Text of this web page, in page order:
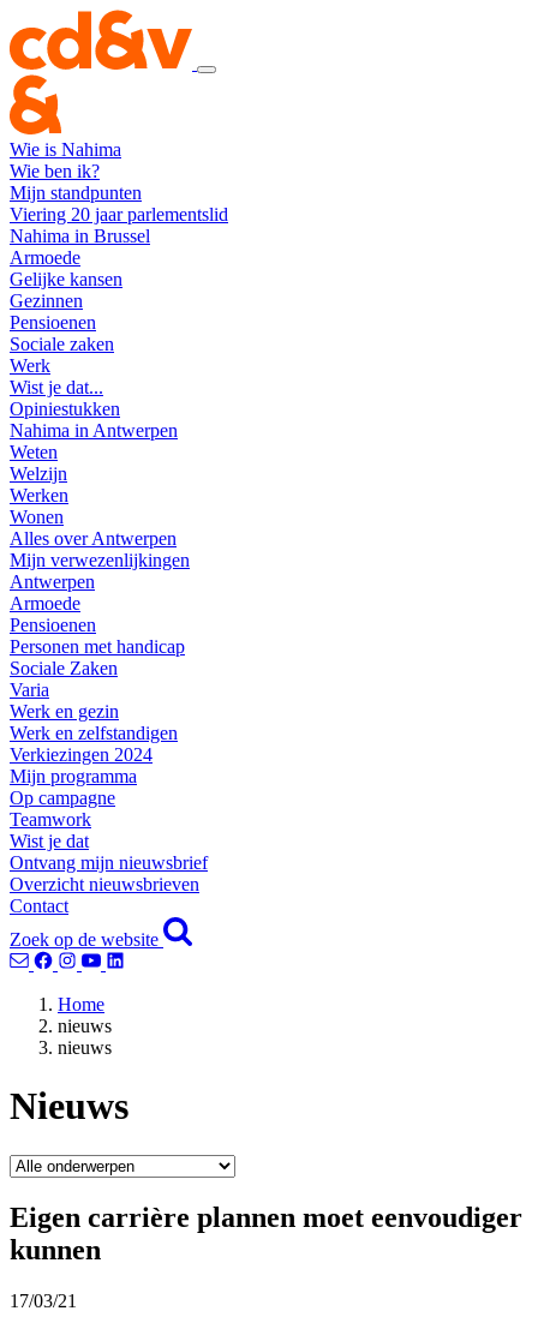
Wie is Nahima
Wie ben ik?
Mijn standpunten
Viering 20 jaar parlementslid
Nahima in Brussel
Armoede
Gelijke kansen
Gezinnen
Pensioenen
Sociale zaken
Werk
Wist je dat...
Opiniestukken
Nahima in Antwerpen
Weten
Welzijn
Werken
Wonen
Alles over Antwerpen
Mijn verwezenlijkingen
Antwerpen
Armoede
Pensioenen
Personen met handicap
Sociale Zaken
Varia
Werk en gezin
Werk en zelfstandigen
Verkiezingen 2024
Mijn programma
Op campagne
Teamwork
Wist je dat
Ontvang mijn nieuwsbrief
Overzicht nieuwsbrieven
Contact
Zoek op de website
Home
nieuws
nieuws
Nieuws
Eigen carrière plannen moet eenvoudiger
kunnen
17/03/21